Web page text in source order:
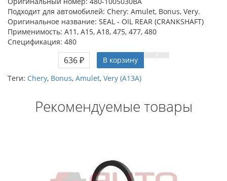
Подходит для автомобилей: Chery: Amulet, Bonus, Very.
Оригинальное название: SEAL - OIL REAR (CRANKSHAFT)
Применимость: A11, A15, A18, 475, 477, 480
Спецификация: 480
636 ₽
В корзину
Теги: Chery, Bonus, Amulet, Very (A13A)
Рекомендуемые товары